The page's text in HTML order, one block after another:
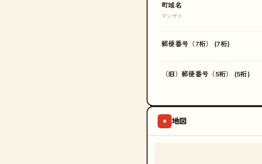
町域名
マンザイ
郵便番号（7桁） (7桁)
（旧）郵便番号（5桁） (5桁)
⌖ 地図